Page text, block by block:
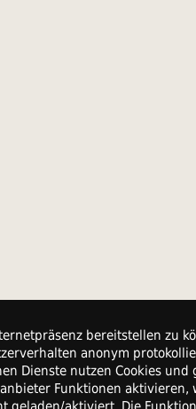
bereitstellen zu
anonym
Dienste nutzen Cookies
Funktionen
geladen/aktiviert. Die